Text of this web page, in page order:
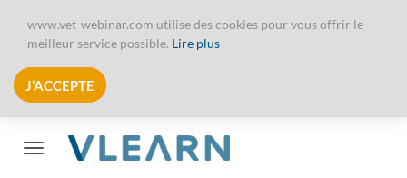
www.vet-webinar.com utilise des cookies pour vous offrir le
meilleur service possible. Lire plus
J’ACCEPTE
Afficher/Masquer le menu